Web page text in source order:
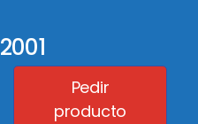
2001
Pedir
producto